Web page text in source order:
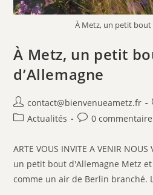
À Metz, un petit bout
À Metz, un petit
d’Allemagne
contact@bienvenueametz.fr
Actualités
0 commentaire
ARTE VOUS INVITE A VENIR
un petit bout d'Allemagne Metz
comme un air de Berlin branché.